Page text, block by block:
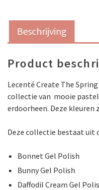
Beschrijving
Product
Lecenté Create The
collectie van mooie
erdoorheen. Deze kleuren
Deze collectie bestaat uit
Bonnet Gel Polish
Bunny Gel Polish
Daffodil Cream Gel